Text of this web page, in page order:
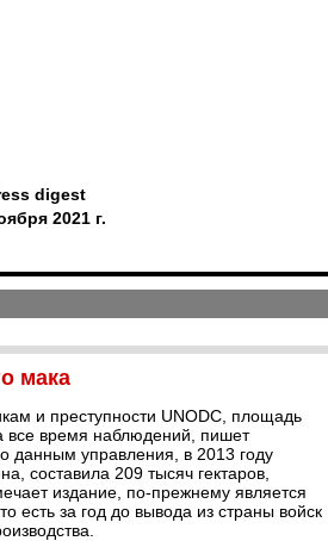
digest
2021 г.
мака
и преступности UNODC, площадь
все время наблюдений, пишет
данным управления, в 2013 году
составила 209 тысяч гектаров,
издание, по-прежнему является
за год до вывода из страны войск